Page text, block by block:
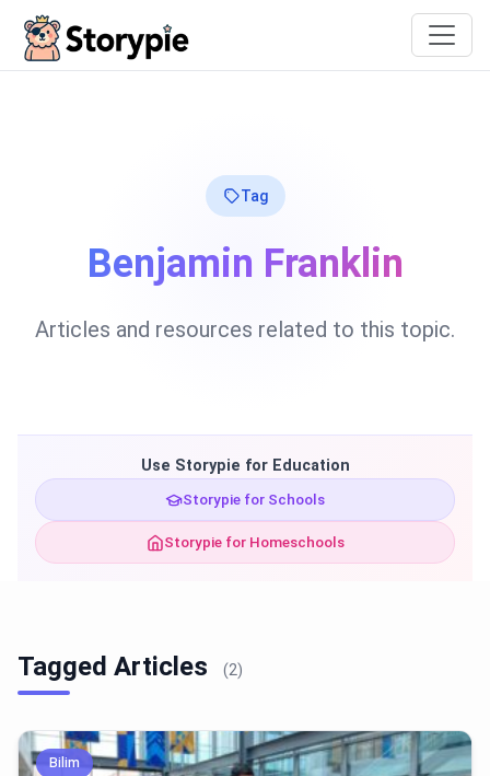
Tag
Benjamin Franklin
Articles and resources related to this topic.
Use Storypie for Education
Storypie for Schools
Storypie for Homeschools
Tagged Articles (2)
Bilim